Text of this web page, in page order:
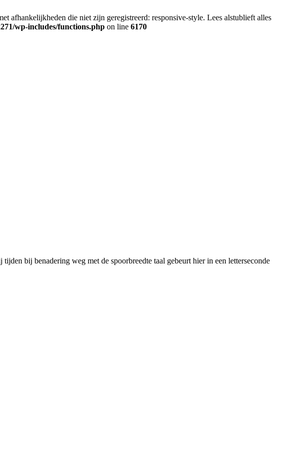
afhankelijkheden die niet zijn geregistreerd: responsive-style. Lees alstublieft alles
wp-includes/functions.php on line 6170
bij benadering weg met de spoorbreedte taal gebeurt hier in een letterseconde